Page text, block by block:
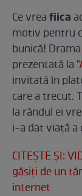
Ce vreafiica
motiv pentru
bunică!
prezentată la
invitată în
care a trecut.
la rândul ei
i-a dat viaţă a
CITEŞTE ŞI:
găsiţi de un
internet